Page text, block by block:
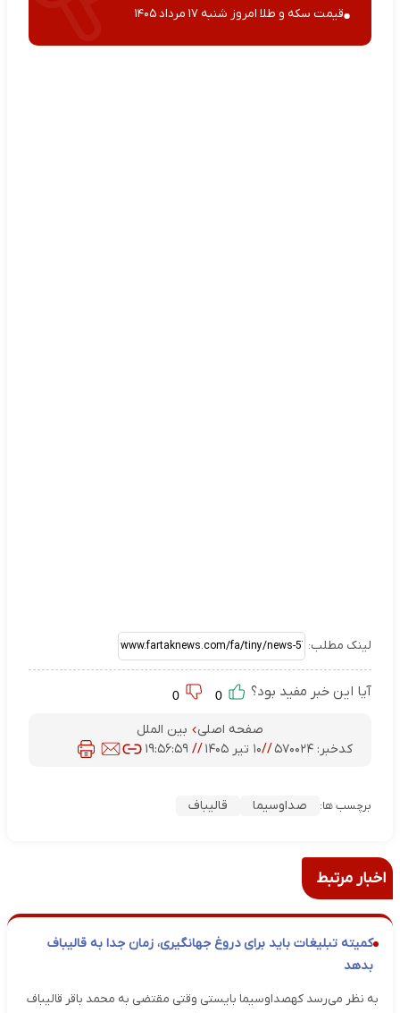
قیمت سکه و طلا امروز شنبه ۱۷ مرداد ۱۴۰۵
لینک مطلب:
آیا این خبر مفید بود؟
صفحه اصلی
بین الملل
کدخبر:۵۷۰۰۲۴ //۱۰ تیر ۱۴۰۵ //۱۹:۵۶:۵۹
برچسب ها: صداوسیما قالیباف
اخبار مرتبط
کمیته تبلیغات باید برای دروغ جهانگیری، زمان جدا به قالیباف
بدهد
به نظر می‌رسد کهصداوسیما بایستی وقتی مقتضی به محمد باقر قالیباف